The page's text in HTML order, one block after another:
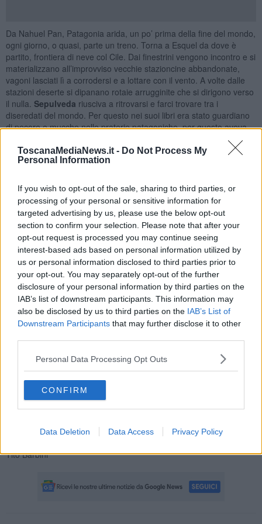
ToscanaMediaNews.it - Do Not Process My
Personal Information
If you wish to opt-out of the sale, sharing to third parties, or
processing of your personal or sensitive information for
targeted advertising by us, please use the below opt-out
section to confirm your selection. Please note that after your
opt-out request is processed you may continue seeing
interest-based ads based on personal information utilized by
us or personal information disclosed to third parties prior to
your opt-out. You may separately opt-out of the further
disclosure of your personal information by third parties on the
IAB’s list of downstream participants. This information may
also be disclosed by us to third parties on the IAB’s List of
Downstream Participants that may further disclose it to other
Personal Data Processing Opt Outs
CONFIRM
Data Deletion Data Access Privacy Policy
Da Nahuel Pan, Patagonia arida, un po’ prima della fine del mondo,
ogni giorno, o quasi, parte un treno. Torna a Esquel da dove è
partito, frontiera di neve col Cile. Dai finestrini vengono incontro e si
materializzano all’improvviso vecchie stazioncine abbandonate,
vagoni lasciati lì a corrodersi e a lottare con il vento. A volte dalle
stazioni deserte si dipanano rotaie arrugginite che si dirigono verso
il nulla. Sepulveda riusciva a ritrovarsi e farci trovare tra i
diseredati del mondo. Per questo nei suoi libri era stato guardiano
di pecore e mucche nelle praterie patagoniche, per questo aveva
abitato con i pescatori di granchi rossi a Punta Arenas , ultima città
del Cile e attraversato con loro lo stretto di Magellano. Aveva
vissuto con Francisco Coloane in mezzo ai cacciatori di foche,
Poi, a quarant’anni, aveva cominciato a scrivere. Era scampato a
Pinochet che voleva tutti i comunisti morti o in galera o torturati
nell’isola di Dawson. Era amico di Salvador Allende e lo aveva
difeso, prima di essere preso, nel Palazzo della Moneta a Santiago
del Cile, nel terribile giorno del golpe fascista.
Scrisse e ci raccontò il suo mondo alla fine del mondo. Fatto di
oceani lividi, di fiordi e parole semplici, popolati di foche e balene,
pescatori e naufragi. Naufragi di legni ma anche di uomini. E la sua
Patagoniacoperta di erba grassa e bestiame asciutto e venti che
conoscono la libertà.
E il rumore del treno scandisce le parole che arrivano come doni
inaspettati. Impossibile non pensare alle parole che Sepúlveda
all’improvviso mi accorsi che l’eco dei miei passi si moltiplicava.
Non ero solo. Non sarei stato solo mai più.
Coloane mi ha passato i suoi fantasmi, i suoi personaggi, gli indios
e gli emigranti di tutte le latitudini che abitano la Patagonia e la
Terra del Fuoco, i suoi marinai e i suoi vagabondi del mare. Adesso
sono tutti con me e mi permettono di dire a voce alta che vivere è
un magnifico esercizio".
Tito Barbini